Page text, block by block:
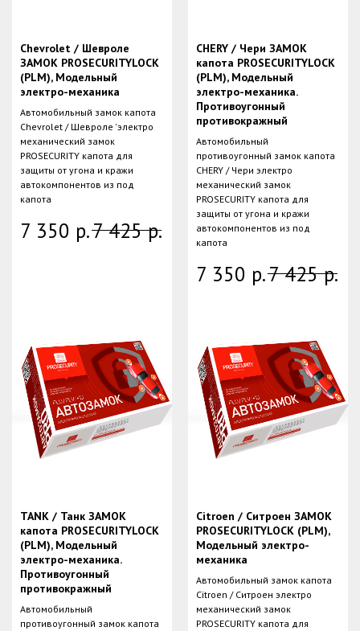
Chevrolet / Шевроле
ЗАМОК PROSECURITYLOCK
(PLM), Модельный
электро-механика
Автомобильный замок капота
Chevrolet / Шевроле 'электро
механический замок
PROSECURITY капота для
защиты от угона и кражи
автокомпонентов из под
капота
7 350 р.7 425 р.
CHERY / Чери ЗАМОК
капота PROSECURITYLOCK
(PLM), Модельный
электро-механика.
Противоугонный
противокражный
Автомобильный
противоугонный замок капота
CHERY / Чери электро
механический замок
PROSECURITY капота для
защиты от угона и кражи
автокомпонентов из под
капота
7 350 р.7 425 р.
TANK / Танк ЗАМОК
капота PROSECURITYLOCK
(PLM), Модельный
электро-механика.
Противоугонный
противокражный
Автомобильный
противоугонный замок капота
Citroen / Ситроен ЗАМОК
PROSECURITYLOCK (PLM),
Модельный электро-
механика
Автомобильный замок капота
Citroen / Ситроен электро
механический замок
PROSECURITY капота для